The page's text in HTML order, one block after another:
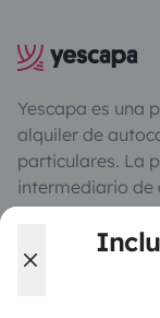
Yescapa es una
alquiler de
particulares. La
intermediario de
llave en mano
seguridad.
3.84/5 sobre